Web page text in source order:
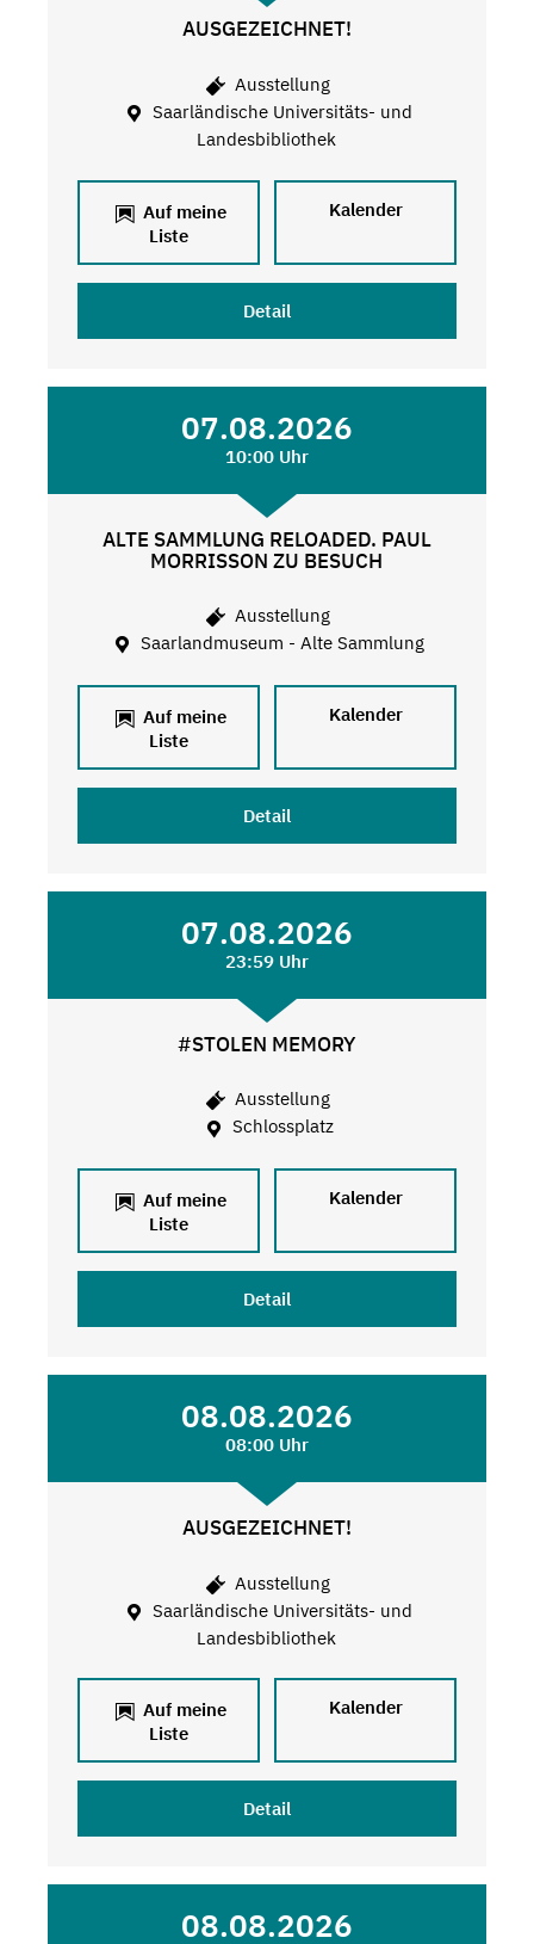
AUSGEZEICHNET!
Ausstellung
Saarländische Universitäts- und
Landesbibliothek
Auf meine
Liste
Kalender
Detail
07.08.2026
10:00 Uhr
ALTE SAMMLUNG RELOADED. PAUL
MORRISSON ZU BESUCH
Ausstellung
Saarlandmuseum - Alte Sammlung
Auf meine
Liste
Kalender
Detail
07.08.2026
23:59 Uhr
#STOLEN MEMORY
Ausstellung
Schlossplatz
Auf meine
Liste
Kalender
Detail
08.08.2026
08:00 Uhr
AUSGEZEICHNET!
Ausstellung
Saarländische Universitäts- und
Landesbibliothek
Auf meine
Liste
Kalender
Detail
08.08.2026